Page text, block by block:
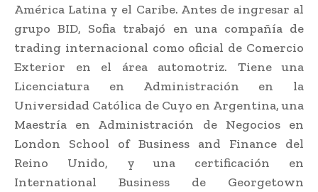
América Latina y el Caribe. Antes de ingresar al
grupo BID, Sofia trabajó en una compañía de
trading internacional como oficial de Comercio
Exterior en el área automotriz. Tiene una
Licenciatura en Administración en la
Universidad Católica de Cuyo en Argentina, una
Maestría en Administración de Negocios en
London School of Business and Finance del
Reino Unido, y una certificación en
International Business de Georgetown